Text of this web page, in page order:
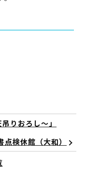
りおろし～」
点検休館（大和）
郎」